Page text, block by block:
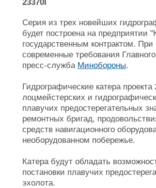
23370Г
Серия из трех новейших
будет построена на
государственным контрактом.
современные требования
пресс-служба Минобороны.
Гидрографические катера
лоцмейстерских и
плавучих предостерегательных
ремонтных бригад,
средств навигационного
необорудованном побережье.
Катера будут обладать
постановки плавучих
эхолота.